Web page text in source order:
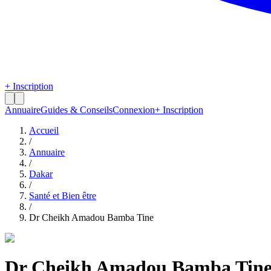
+ Inscription
AnnuaireGuides & ConseilsConnexion+ Inscription
Accueil
/
Annuaire
/
Dakar
/
Santé et Bien être
/
Dr Cheikh Amadou Bamba Tine